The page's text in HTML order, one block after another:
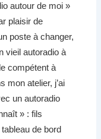
autour de moi »
plaisir de
poste à changer,
vieil autoradio à
compétent à
mon atelier, j’ai
un autoradio
» : fils
de bord